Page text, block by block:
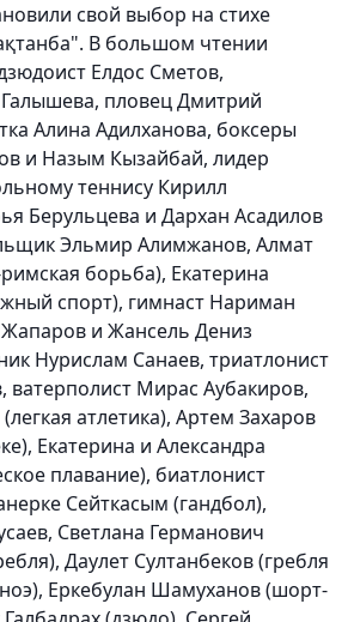
свой выбор на стихе
В большом чтении
Елдос Сметов,
пловец Дмитрий
Алина Адилханова, боксеры
и Назым Кызайбай, лидер
теннису Кирилл
Берульцева и Дархан Асадилов
Эльмир Алимжанов, Алмат
борьба), Екатерина
спорт), гимнаст Нариман
и Жансель Дениз
Нурислам Санаев, триатлонист
Мирас Аубакиров,
атлетика), Артем Захаров
Екатерина и Александра
плавание), биатлонист
Сейткасым (гандбол),
Светлана Германович
Даулет Султанбеков (гребля
Еркебулан Шамуханов (шорт-